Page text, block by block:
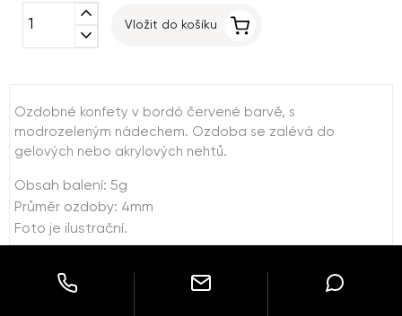
expand_less
expand_more
Vložit do košíku
Ozdobné konfety v bordó červené barvě, s
modrozeleným nádechem. Ozdoba se zalévá do
gelových nebo akrylových nehtů.
Obsah balení: 5g
Průměr ozdoby: 4mm
Foto je ilustrační.